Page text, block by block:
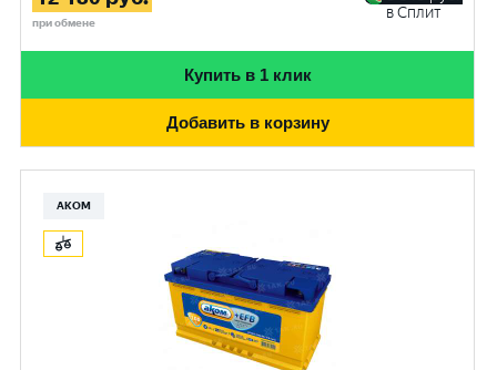
при обмене
в Сплит
Купить в 1 клик
Добавить в корзину
АКОМ